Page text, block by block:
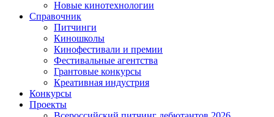
Новые кинотехнологии
Справочник
Питчинги
Киношколы
Кинофестивали и премии
Фестивальные агентства
Грантовые конкурсы
Креативная индустрия
Конкурсы
Проекты